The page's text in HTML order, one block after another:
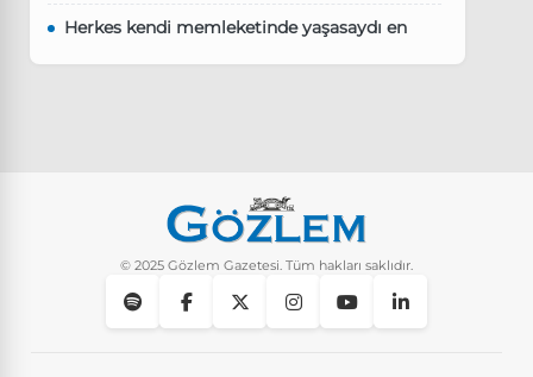
Herkes kendi memleketinde yaşasaydı en
Instagram’da keşfet nasıl temizlenir?
© 2025 Gözlem Gazetesi. Tüm hakları saklıdır.